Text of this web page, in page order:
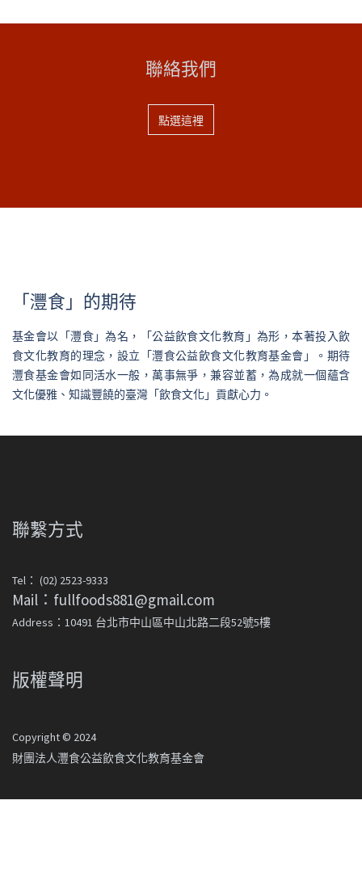
聯絡我們
點選這裡
「灃食」的期待
基金會以「灃食」為名，「公益飲食文化教育」為形，本著投入飲
食文化教育的理念，設立「灃食公益飲食文化教育基金會」。期待
灃食基金會如同活水一般，萬事無爭，兼容並蓄，為成就一個蘊含
文化優雅、知識豐饒的臺灣「飲食文化」貢獻心力。
聯繫方式
Tel： (02) 2523-9333
Mail：fullfoods881@gmail.com
Address：10491 台北市中山區中山北路二段52號5樓
版權聲明
Copyright © 2024
財團法人灃食公益飲食文化教育基金會